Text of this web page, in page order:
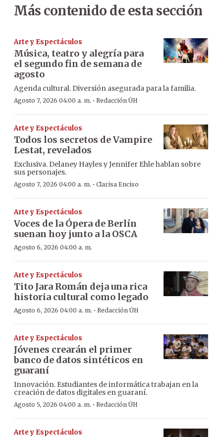
Más contenido de esta sección
Arte y Espectáculos
Música, teatro y alegría para
el segundo fin de semana de
agosto
Agenda cultural. Diversión asegurada para la familia.
Agosto 7, 2026 04:00 a. m. · Redacción ÚH
Arte y Espectáculos
Todos los secretos de Vampire
Lestat, revelados
Exclusiva. Delaney Hayles y Jennifer Ehle hablan sobre
sus personajes.
Agosto 7, 2026 04:00 a. m. · Clarisa Enciso
Arte y Espectáculos
Voces de la Ópera de Berlín
suenan hoy junto a la OSCA
Agosto 6, 2026 04:00 a. m.
Arte y Espectáculos
Tito Jara Román deja una rica
historia cultural como legado
Agosto 6, 2026 04:00 a. m. · Redacción ÚH
Arte y Espectáculos
Jóvenes crearán el primer
banco de datos sintéticos en
guaraní
Innovación. Estudiantes de informática trabajan en la
creación de datos digitales en guaraní.
Agosto 5, 2026 04:00 a. m. · Redacción ÚH
Arte y Espectáculos